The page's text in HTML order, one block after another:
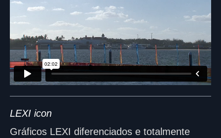
LEXI icon
Gráficos LEXI diferenciados e totalmente